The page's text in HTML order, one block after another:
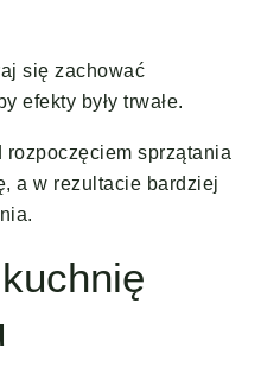
się zachować
efekty były trwałe.
sprzątania
a w rezultacie bardziej